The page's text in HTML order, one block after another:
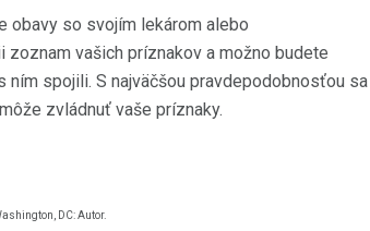
obavy so svojím lekárom alebo
vašich príznakov a možno budete
spojili. S najväčšou pravdepodobnosťou sa
zvládnuť vaše príznaky.
DC: Autor.